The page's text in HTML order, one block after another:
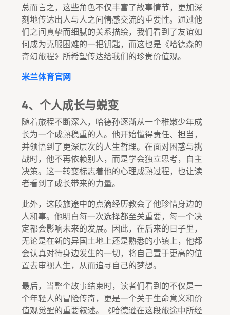
总而言之，这些角色不仅丰富了故事情节，更加深
刻地传达出人与人之间情感交流的重要性。通过他
们之间真挚而细腻的关系描绘，我们看到了友谊如
何成为克服困难的一把钥匙，而这也是《哈德森的
奇幻旅程》所希望传达给我们的珍贵价值观。
米兰体育官网
4、个人成长与蜕变
随着旅程不断深入，哈德孙逐渐从一个稚嫩少年成
长为一个成熟稳重的人。他开始懂得责任、担当，
并领悟到了更深层次的人生哲理。在面对困惑与挑
战时，他不再依赖别人，而是学会独立思考，自主
决策。这一转变标志着他的心理成熟过程，也让读
者看到了成长带来的力量。
此外，这段旅途中的点滴经历教会了他珍惜身边的
人和事。他明白每一次选择都至关重要，每一个决
定都会影响未来的发展。因此，在后来的日子里，
无论是在新的异国土地上还是熟悉的小镇上，他都
会认真对待身边发生的一切，将自己置于更高的位
置去审视人生，从而追寻自己的梦想。
最后，当整个故事结束时，读者们看到的不仅是一
个年轻人的冒险传奇，更是一个关于生命意义和价
值观觉醒的重要叙述。《哈德逊在这段旅途中所经